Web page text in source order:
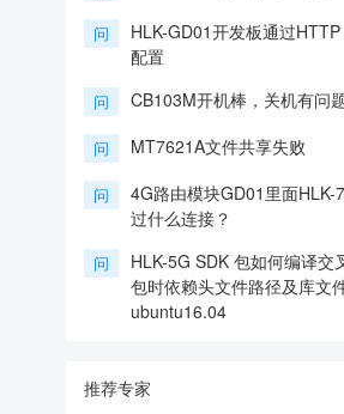
问
HLK-GD01开发板通过
配置
问 CB103M开机棒，关机有问
问 MT7621A文件共享失败
问
4G路由模块GD01里面HLK-
过什么连接？
问
HLK-5G SDK 包如何编译交
包时依赖头文件路径及库文
ubuntu16.04
推荐专家